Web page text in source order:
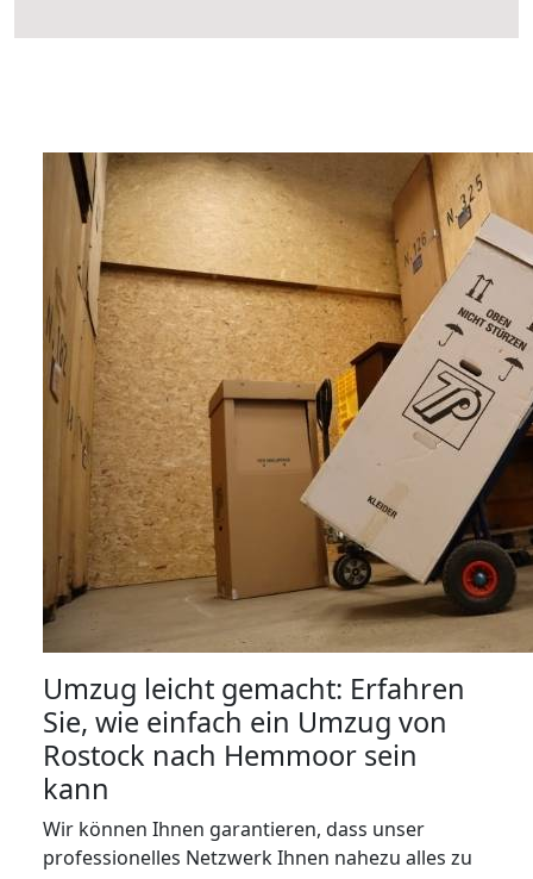
Umzug leicht gemacht: Erfahren
Sie, wie einfach ein Umzug von
Rostock nach Hemmoor sein
kann
Wir können Ihnen garantieren, dass unser
professionelles Netzwerk Ihnen nahezu alles zu